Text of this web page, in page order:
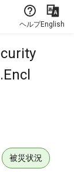
ヘルプEnglish
被災状況